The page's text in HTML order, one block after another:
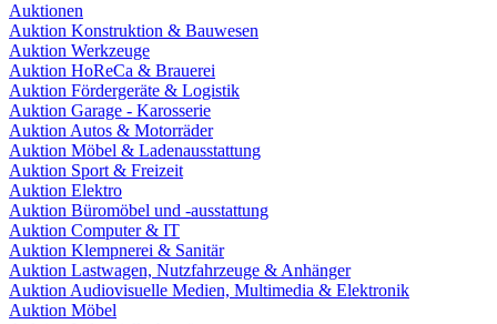
Auktionen
Auktion Konstruktion & Bauwesen
Auktion Werkzeuge
Auktion HoReCa & Brauerei
Auktion Fördergeräte & Logistik
Auktion Garage - Karosserie
Auktion Autos & Motorräder
Auktion Möbel & Ladenausstattung
Auktion Sport & Freizeit
Auktion Elektro
Auktion Büromöbel und -ausstattung
Auktion Computer & IT
Auktion Klempnerei & Sanitär
Auktion Lastwagen, Nutzfahrzeuge & Anhänger
Auktion Audiovisuelle Medien, Multimedia & Elektronik
Auktion Möbel